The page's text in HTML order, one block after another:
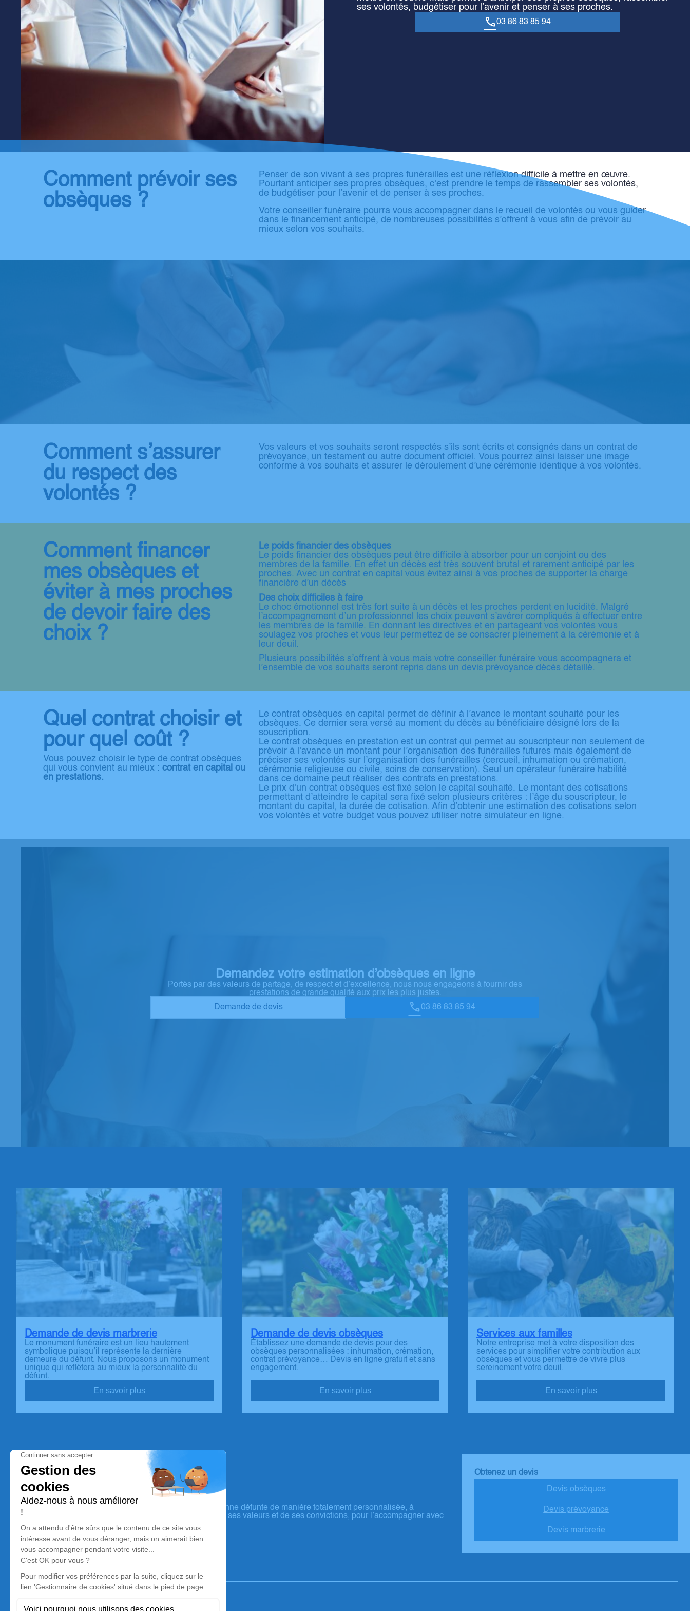
ses volontés, budgétiser pour l’avenir et penser à ses proches.
03 86 83 85 94
Comment prévoir ses
obsèques ?
Penser de son vivant à ses propres funérailles est une réflexion difficile à mettre en œuvre.
Pourtant anticiper ses propres obsèques, c’est prendre le temps de rassembler ses volontés,
de budgétiser pour l’avenir et de penser à ses proches.
Votre conseiller funéraire pourra vous accompagner dans le recueil de volontés ou vous guider
dans le financement anticipé, de nombreuses possibilités s’offrent à vous afin de prévoir au
mieux selon vos souhaits.
Comment s’assurer
du respect des
volontés ?
Vos valeurs et vos souhaits seront respectés s’ils sont écrits et consignés dans un contrat de
prévoyance, un testament ou autre document officiel. Vous pourrez ainsi laisser une image
conforme à vos souhaits et assurer le déroulement d’une cérémonie identique à vos volontés.
Comment financer
mes obsèques et
éviter à mes proches
de devoir faire des
choix ? ​
Le poids financier des obsèques
Le poids financier des obsèques peut être difficile à absorber pour un conjoint ou des
membres de la famille. En effet un décès est très souvent brutal et rarement anticipé par les
proches. Avec un contrat en capital vous évitez ainsi à vos proches de supporter la charge
financière d’un décès
Des choix difficiles à faire
Le choc émotionnel est très fort suite à un décès et les proches perdent en lucidité. Malgré
l’accompagnement d’un professionnel les choix peuvent s’avérer compliqués à effectuer entre
les membres de la famille. En donnant les directives et en partageant vos volontés vous
soulagez vos proches et vous leur permettez de se consacrer pleinement à la cérémonie et à
leur deuil.
Plusieurs possibilités s’offrent à vous mais votre conseiller funéraire vous accompagnera et
l’ensemble de vos souhaits seront repris dans un devis prévoyance décès détaillé.
Quel contrat choisir et
pour quel coût ?
Vous pouvez choisir le type de contrat obsèques
qui vous convient au mieux : contrat en capital ou
en prestations.
Le contrat obsèques en capital permet de définir à l’avance le montant souhaité pour les
obsèques. Ce dernier sera versé au moment du décès au bénéficiaire désigné lors de la
souscription.
Le contrat obsèques en prestation est un contrat qui permet au souscripteur non seulement de
prévoir à l’avance un montant pour l’organisation des funérailles futures mais également de
préciser ses volontés sur l’organisation des funérailles (cercueil, inhumation ou crémation,
cérémonie religieuse ou civile, soins de conservation). Seul un opérateur funéraire habilité
dans ce domaine peut réaliser des contrats en prestations.
Le prix d’un contrat obsèques est fixé selon le capital souhaité. Le montant des cotisations
permettant d’atteindre le capital sera fixé selon plusieurs critères : l’âge du souscripteur, le
montant du capital, la durée de cotisation. Afin d’obtenir une estimation des cotisations selon
vos volontés et votre budget vous pouvez utiliser notre simulateur en ligne.
Demandez votre estimation d’obsèques en ligne
Portés par des valeurs de partage, de respect et d’excellence, nous nous engageons à fournir des
prestations de grande qualité aux prix les plus justes.
Demande de devis
03 86 83 85 94
Demande de devis marbrerie
Le monument funéraire est un lieu hautement
symbolique puisqu’il représente la dernière
demeure du défunt. Nous proposons un monument
unique qui reflétera au mieux la personnalité du
défunt.
En savoir plus
Demande de devis obsèques
Établissez une demande de devis pour des
obsèques personnalisées : inhumation, crémation,
contrat prévoyance… Devis en ligne gratuit et sans
engagement.
En savoir plus
Services aux familles
Notre entreprise met à votre disposition des
services pour simplifier votre contribution aux
obsèques et vous permettre de vivre plus
sereinement votre deuil.
En savoir plus
ROC ECLERC SENS
Nos équipes vous aident à honorer la mémoire de la personne défunte de manière totalement personnalisée, à
perpétuer son souvenir dans le respect de ses volontés, de ses valeurs et de ses convictions, pour l’accompagner avec
dignité dans son dernier voyage.
Obtenez un devis
Devis obsèques
Devis prévoyance
Devis marbrerie
Notre agence
ROC ECLERC SENS
03 86 83 85 94